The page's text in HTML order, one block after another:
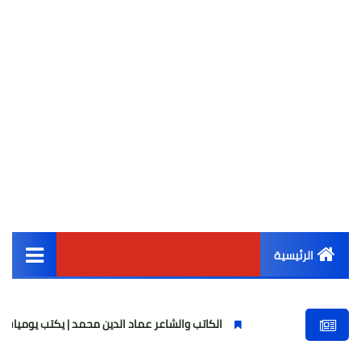
الرئيسية
أخبار مصر
الكاتب والشاعر عماد الدين محمد | يكتب يوميات شاعر وقصيدة :